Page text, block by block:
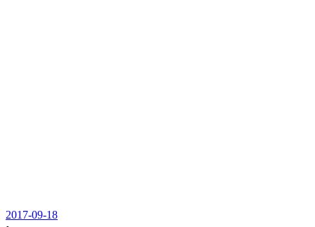
2017-09-18